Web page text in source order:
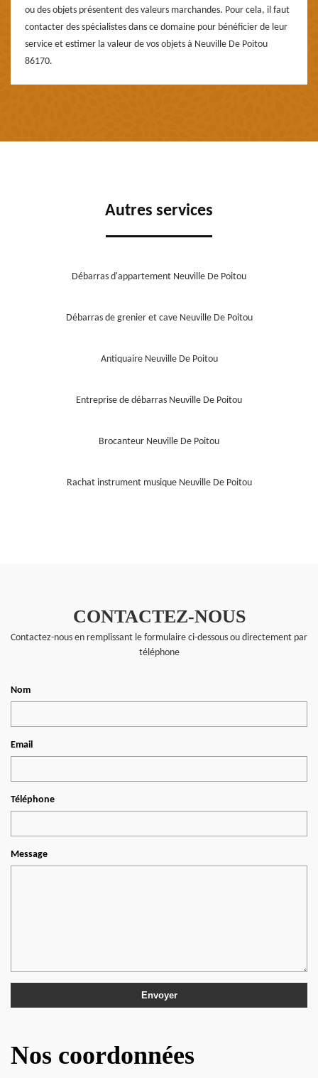
ou des objets présentent des valeurs marchandes. Pour cela, il faut
contacter des spécialistes dans ce domaine pour bénéficier de leur
service et estimer la valeur de vos objets à Neuville De Poitou
86170.
Autres services
Débarras d'appartement Neuville De Poitou
Débarras de grenier et cave Neuville De Poitou
Antiquaire Neuville De Poitou
Entreprise de débarras Neuville De Poitou
Brocanteur Neuville De Poitou
Rachat instrument musique Neuville De Poitou
CONTACTEZ-NOUS
Contactez-nous en remplissant le formulaire ci-dessous ou directement par
téléphone
Nom
Email
Téléphone
Message
Nos coordonnées